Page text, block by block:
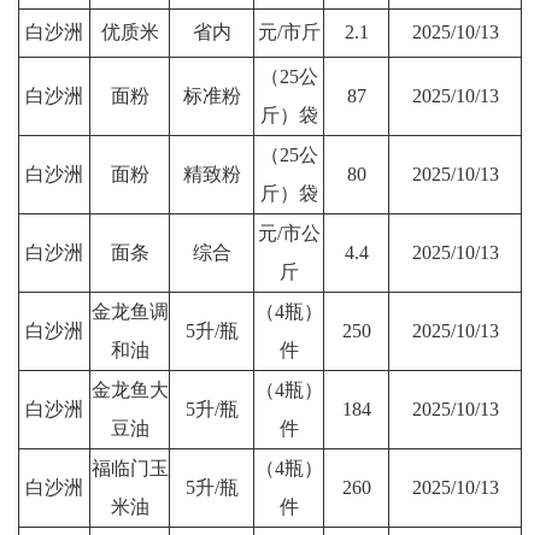
白沙洲 优质米 省内 元/市斤 2.1 2025/10/13
白沙洲 面粉 标准粉
（25公
斤）袋
87 2025/10/13
白沙洲 面粉 精致粉
（25公
斤）袋
80 2025/10/13
白沙洲 面条 综合
元/市公
斤
4.4 2025/10/13
白沙洲
金龙鱼调
和油
5升/瓶
（4瓶）
件
250 2025/10/13
白沙洲
金龙鱼大
豆油
5升/瓶
（4瓶）
件
184 2025/10/13
白沙洲
福临门玉
米油
5升/瓶
（4瓶）
件
260 2025/10/13